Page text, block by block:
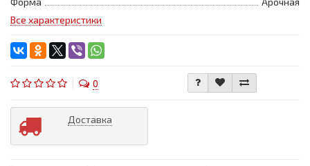
Все характеристики
0
Доставка